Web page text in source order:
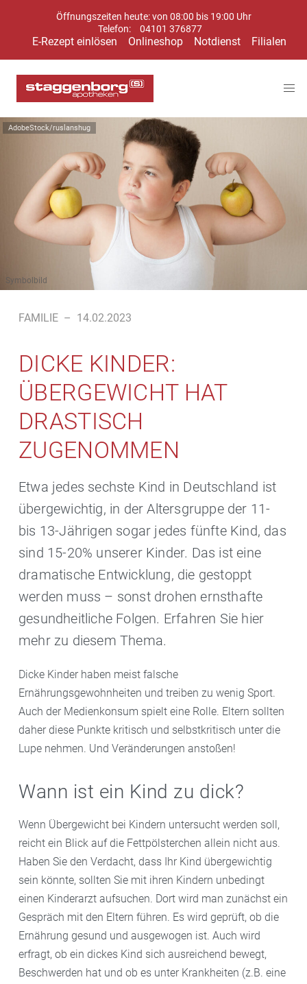
Öffnungszeiten heute: von 08:00 bis 19:00 Uhr
Telefon:
04101 376877
E-Rezept einlösen Onlineshop Notdienst Filialen
AdobeStock/ruslanshug
Symbolbild
FAMILIE – 14.02.2023
DICKE KINDER:
ÜBERGEWICHT HAT
DRASTISCH
ZUGENOMMEN
Etwa jedes sechste Kind in Deutschland ist
übergewichtig, in der Altersgruppe der 11-
bis 13-Jährigen sogar jedes fünfte Kind, das
sind 15-20% unserer Kinder. Das ist eine
dramatische Entwicklung, die gestoppt
werden muss – sonst drohen ernsthafte
gesundheitliche Folgen. Erfahren Sie hier
mehr zu diesem Thema.
Dicke Kinder haben meist falsche
Ernährungsgewohnheiten und treiben zu wenig Sport.
Auch der Medienkonsum spielt eine Rolle. Eltern sollten
daher diese Punkte kritisch und selbstkritisch unter die
Lupe nehmen. Und Veränderungen anstoßen!
Wann ist ein Kind zu dick?
Wenn Übergewicht bei Kindern untersucht werden soll,
reicht ein Blick auf die Fettpölsterchen allein nicht aus.
Haben Sie den Verdacht, dass Ihr Kind übergewichtig
sein könnte, sollten Sie mit ihren Kindern unbedingt
einen Kinderarzt aufsuchen. Dort wird man zunächst ein
Gespräch mit den Eltern führen. Es wird geprüft, ob die
Ernährung gesund und ausgewogen ist. Auch wird
erfragt, ob ein dickes Kind sich ausreichend bewegt,
Beschwerden hat und ob es unter Krankheiten (z.B. eine